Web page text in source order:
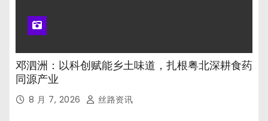
邓泗洲：以科创赋能乡土味道，扎根粤北深耕食药
同源产业
8 月 7, 2026 丝路资讯